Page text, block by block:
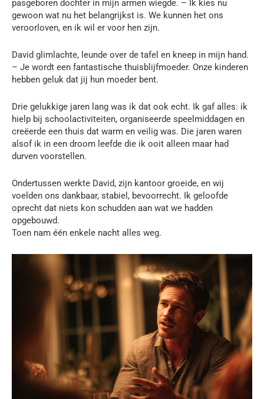
pasgeboren dochter in mijn armen wiegde. – Ik kies nu
gewoon wat nu het belangrijkst is. We kunnen het ons
veroorloven, en ik wil er voor hen zijn.
David glimlachte, leunde over de tafel en kneep in mijn hand.
– Je wordt een fantastische thuisblijfmoeder. Onze kinderen
hebben geluk dat jij hun moeder bent.
Drie gelukkige jaren lang was ik dat ook echt. Ik gaf alles: ik
hielp bij schoolactiviteiten, organiseerde speelmiddagen en
creëerde een thuis dat warm en veilig was. Die jaren waren
alsof ik in een droom leefde die ik ooit alleen maar had
durven voorstellen.
Ondertussen werkte David, zijn kantoor groeide, en wij
voelden ons dankbaar, stabiel, bevoorrecht. Ik geloofde
oprecht dat niets kon schudden aan wat we hadden
opgebouwd.
Toen nam één enkele nacht alles weg.